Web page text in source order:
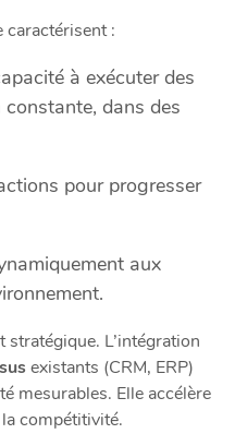
:
à exécuter des
dans des
pour progresser
aux
stratégique. L’intégration
existants (CRM, ERP)
mesurables. Elle accélère
compétitivité.